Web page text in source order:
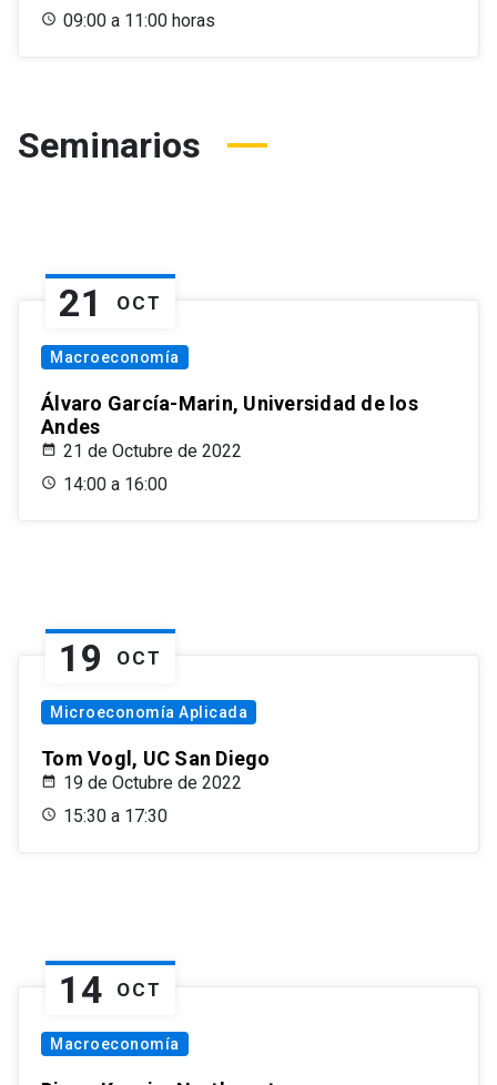
09:00 a 11:00 horas
Seminarios
21 OCT
Macroeconomía
Álvaro García-Marin, Universidad de los
Andes
21 de Octubre de 2022
14:00 a 16:00
19 OCT
Microeconomía Aplicada
Tom Vogl, UC San Diego
19 de Octubre de 2022
15:30 a 17:30
14 OCT
Macroeconomía